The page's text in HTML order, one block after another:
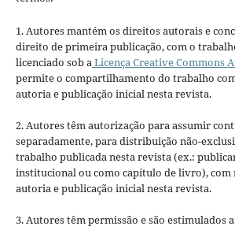
1. Autores mantém os direitos autorais e
direito de primeira publicação, com o
licenciado sob a Licença Creative Commons
permite o compartilhamento do trabalho
autoria e publicação inicial nesta revista.
2. Autores têm autorização para assumir
separadamente, para distribuição não-
trabalho publicada nesta revista (ex.:
institucional ou como capítulo de livro), com
autoria e publicação inicial nesta revista.
3. Autores têm permissão e são estimulados